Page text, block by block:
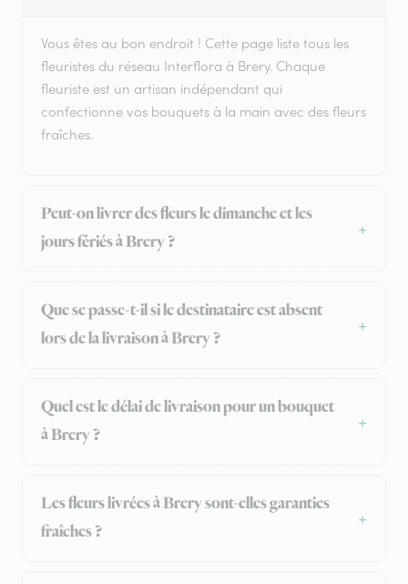
Vous êtes au bon endroit ! Cette page liste tous les
fleuristes du réseau Interflora à Brery. Chaque
fleuriste est un artisan indépendant qui
confectionne vos bouquets à la main avec des fleurs
fraîches.
Peut-on livrer des fleurs le dimanche et les
jours fériés à Brery ?
Que se passe-t-il si le destinataire est absent
lors de la livraison à Brery ?
Quel est le délai de livraison pour un bouquet
à Brery ?
Les fleurs livrées à Brery sont-elles garanties
fraîches ?